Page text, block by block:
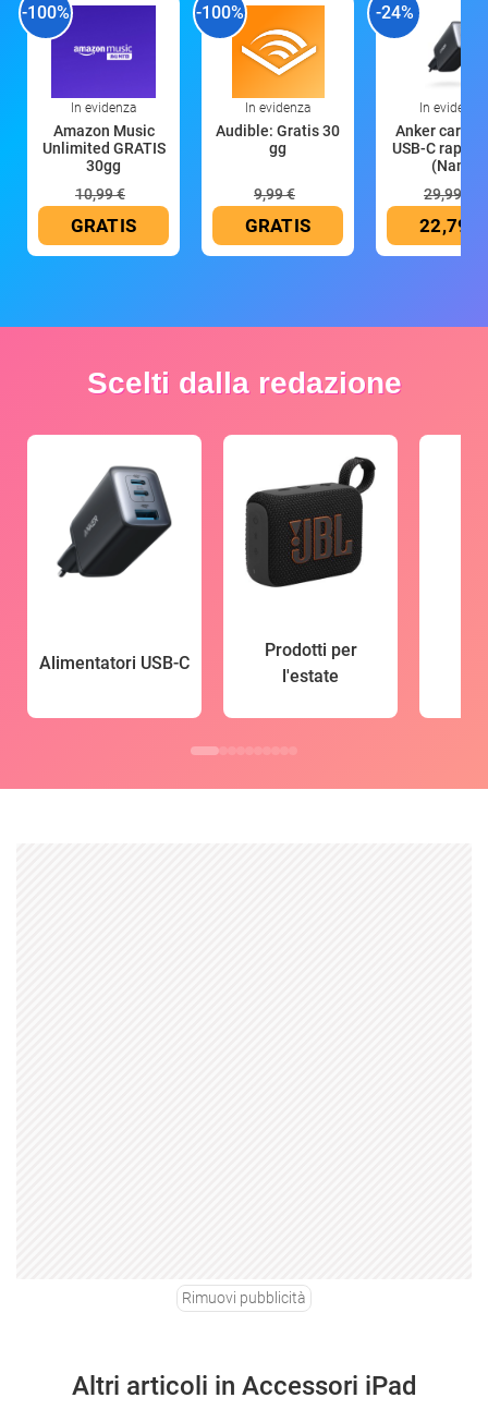
-100%
In evidenza
Amazon Music
Unlimited GRATIS
30gg
10,99 €
GRATIS
-100%
In evidenza
Audible: Gratis 30
gg
9,99 €
GRATIS
-24%
In evidenza
Anker
USB-C rapido
(Nano
29,99 €
22,79 €
Scelti dalla redazione
Alimentatori USB-C
Prodotti per
l'estate
Rimuovi pubblicità
Altri articoli in Accessori iPad